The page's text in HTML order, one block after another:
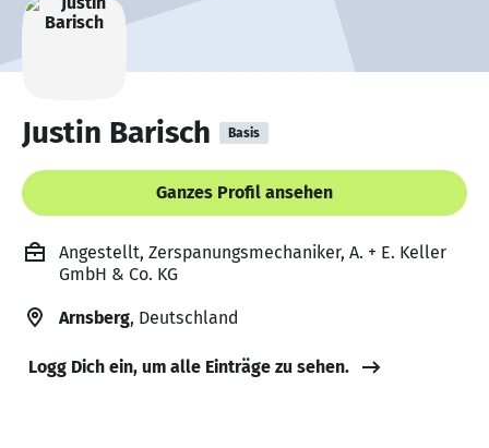
Justin Barisch Basis
Ganzes Profil ansehen
Angestellt, Zerspanungsmechaniker, A. + E. Keller
GmbH & Co. KG
Arnsberg, Deutschland
Logg Dich ein, um alle Einträge zu sehen.